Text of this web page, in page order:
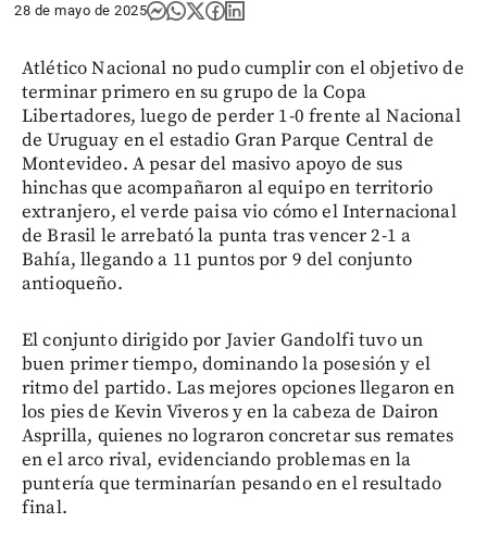
28 de mayo de 2025
Atlético Nacional no pudo cumplir con el objetivo de
terminar primero en su grupo de la Copa
Libertadores, luego de perder 1-0 frente al Nacional
de Uruguay en el estadio Gran Parque Central de
Montevideo. A pesar del masivo apoyo de sus
hinchas que acompañaron al equipo en territorio
extranjero, el verde paisa vio cómo el Internacional
de Brasil le arrebató la punta tras vencer 2-1 a
Bahía, llegando a 11 puntos por 9 del conjunto
antioqueño.
El conjunto dirigido por Javier Gandolfi tuvo un
buen primer tiempo, dominando la posesión y el
ritmo del partido. Las mejores opciones llegaron en
los pies de Kevin Viveros y en la cabeza de Dairon
Asprilla, quienes no lograron concretar sus remates
en el arco rival, evidenciando problemas en la
puntería que terminarían pesando en el resultado
final.